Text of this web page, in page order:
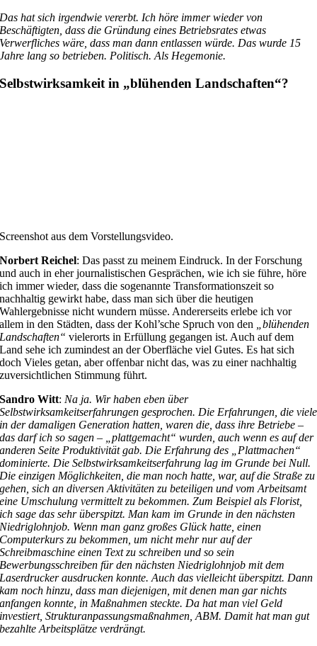
Das hat sich irgendwie vererbt. Ich höre immer wieder von
Beschäftigten, dass die Gründung eines Betriebsrates etwas
Verwerfliches wäre, dass man dann entlassen würde. Das wurde 15
Jahre lang so betrieben. Politisch. Als Hegemonie.
Selbstwirksamkeit in „blühenden Landschaften“?
Screenshot aus dem Vorstellungsvideo.
Norbert Reichel: Das passt zu meinem Eindruck. In der Forschung
und auch in eher journalistischen Gesprächen, wie ich sie führe, höre
ich immer wieder, dass die sogenannte Transformationszeit so
nachhaltig gewirkt habe, dass man sich über die heutigen
Wahlergebnisse nicht wundern müsse. Andererseits erlebe ich vor
allem in den Städten, dass der Kohl’sche Spruch von den „blühenden
Landschaften“ vielerorts in Erfüllung gegangen ist. Auch auf dem
Land sehe ich zumindest an der Oberfläche viel Gutes. Es hat sich
doch Vieles getan, aber offenbar nicht das, was zu einer nachhaltig
zuversichtlichen Stimmung führt.
Sandro Witt:Na ja. Wir haben eben über
Selbstwirksamkeitserfahrungen gesprochen. Die Erfahrungen, die viele
in der damaligen Generation hatten, waren die, dass ihre Betriebe –
das darf ich so sagen – „plattgemacht“ wurden, auch wenn es auf der
anderen Seite Produktivität gab. Die Erfahrung des „Plattmachen“
dominierte. Die Selbstwirksamkeitserfahrung lag im Grunde bei Null.
Die einzigen Möglichkeiten, die man noch hatte, war, auf die Straße zu
gehen, sich an diversen Aktivitäten zu beteiligen und vom Arbeitsamt
eine Umschulung vermittelt zu bekommen. Zum Beispiel als Florist,
ich sage das sehr überspitzt. Man kam im Grunde in den nächsten
Niedriglohnjob. Wenn man ganz großes Glück hatte, einen
Computerkurs zu bekommen, um nicht mehr nur auf der
Schreibmaschine einen Text zu schreiben und so sein
Bewerbungsschreiben für den nächsten Niedriglohnjob mit dem
Laserdrucker ausdrucken konnte. Auch das vielleicht überspitzt. Dann
kam noch hinzu, dass man diejenigen, mit denen man gar nichts
anfangen konnte, in Maßnahmen steckte. Da hat man viel Geld
investiert, Strukturanpassungsmaßnahmen, ABM. Damit hat man gut
bezahlte Arbeitsplätze verdrängt.